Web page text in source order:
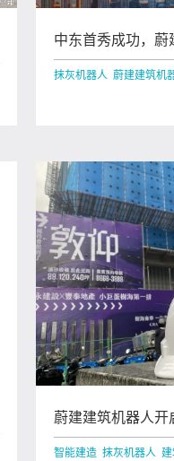
中东首秀成功，蔚
阿联酋首批客户验
抹灰机器人 蔚建建筑机
蔚建建筑机器人开
征程
智能建造 抹灰机器人